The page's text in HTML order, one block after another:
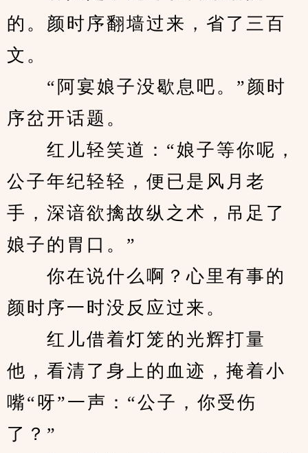
的。颜时序翻墙过来，省了三百
文。
“阿宴娘子没歇息吧。”颜时
序岔开话题。
红儿轻笑道：“娘子等你呢，
公子年纪轻轻，便已是风月老
手，深谙欲擒故纵之术，吊足了
娘子的胃口。”
你在说什么啊？心里有事的
颜时序一时没反应过来。
红儿借着灯笼的光辉打量
他，看清了身上的血迹，掩着小
嘴“呀”一声：“公子，你受伤
了？”